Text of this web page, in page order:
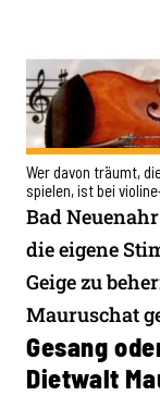
Wer davon träumt,
spielen, ist bei
Bad
die eigene
Geige zu
Mauruschat
Gesang
Dietwalt